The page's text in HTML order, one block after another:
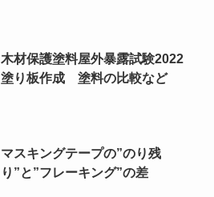
木材保護塗料屋外暴露試験2022
塗り板作成 塗料の比較など
マスキングテープの”のり残
り”と”フレーキング”の差